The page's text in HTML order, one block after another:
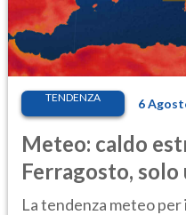
TENDENZA 6
Meteo: caldo
Ferragosto, solo
Ecco dove
La tendenza meteo